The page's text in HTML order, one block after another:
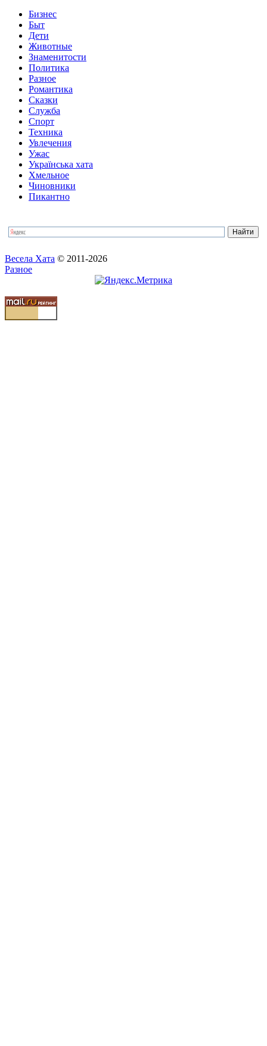
Бизнес
Быт
Дети
Животные
Знаменитости
Политика
Разное
Романтика
Сказки
Служба
Спорт
Техника
Увлечения
Ужас
Українська хата
Хмельное
Чиновники
Пикантно
Весела Хата © 2011-2026
Разное